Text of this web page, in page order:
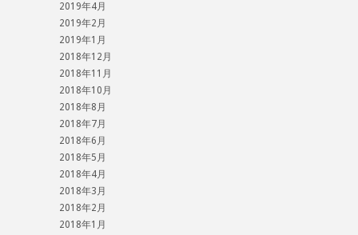
2019年4月
2019年2月
2019年1月
2018年12月
2018年11月
2018年10月
2018年8月
2018年7月
2018年6月
2018年5月
2018年4月
2018年3月
2018年2月
2018年1月